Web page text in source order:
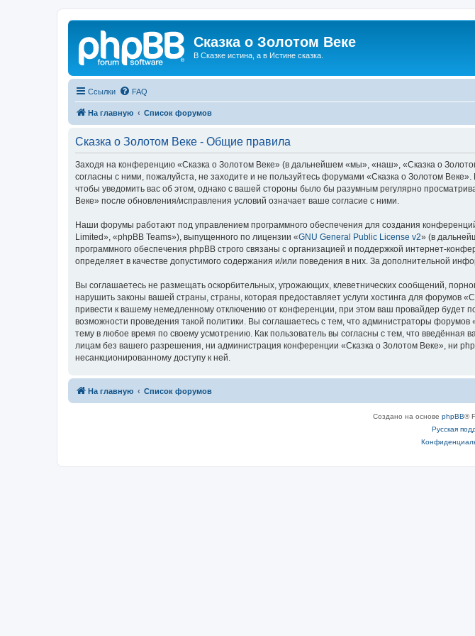
Сказка о Золотом Веке
В Сказке истина, а в Истине сказка.
Ссылки FAQ
На главную Список форумов
Сказка о Золотом Веке - Общие правила
Заходя на конференцию «Сказка о Золотом Веке» (в дальнейшем «мы», «наш», «Сказка о
согласны с ними, пожалуйста, не заходите и не пользуйтесь форумами «Сказка о Золотом
чтобы уведомить вас об этом, однако с вашей стороны было бы разумным регулярно
Веке» после обновления/исправления условий означает ваше согласие с ними.
Наши форумы работают под управлением программного обеспечения для создания
Limited», «phpBB Teams»), выпущенного по лицензии «GNU General Public License v2» (в
программного обеспечения phpBB строго связаны с организацией и поддержкой интернет-
определяет в качестве допустимого содержания и/или поведения в них. За дополнительной
Вы соглашаетесь не размещать оскорбительных, угрожающих, клеветнических сообщений,
нарушить законы вашей страны, страны, которая предоставляет услуги хостинга для
привести к вашему немедленному отключению от конференции, при этом ваш провайдер будет
возможности проведения такой политики. Вы соглашаетесь с тем, что администраторы
тему в любое время по своему усмотрению. Как пользователь вы согласны с тем, что
лицам без вашего разрешения, ни администрация конференции «Сказка о Золотом Веке», ни
несанкционированному доступу к ней.
На главную Список форумов
Создано на основе phpBB®
Русская